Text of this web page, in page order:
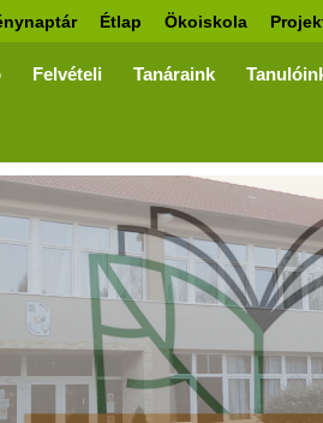
Étlap Ökoiskola
Felvételi Tanáraink